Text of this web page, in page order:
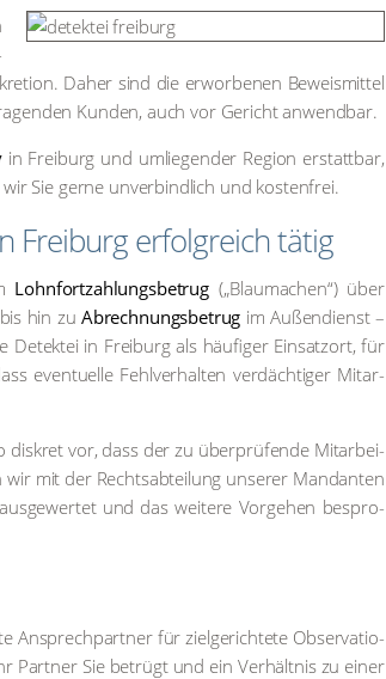
Daher sind die erwor­be­nen Beweis­mit­tel
Kun­den, auch vor Gericht anwend­bar.
in Frei­burg und umlie­gen­der Regi­on erstatt­bar,
Sie ger­ne unver­bind­lich und kos­ten­frei.
Frei­burg erfolg­reich tätig
Lohn­fort­zah­lungs­be­trug(„Blau­ma­chen“) über
hin zu Abrech­nungs­be­trug im Außen­dienst –
in Frei­burg als häu­fi­ger Ein­satz­ort, für
even­tu­el­le Fehl­ver­hal­ten ver­däch­ti­ger Mit­ar­
dis­kret vor, dass der zu über­prü­fen­de Mit­ar­bei­
mit der Rechts­ab­tei­lung unse­rer Man­dan­ten
und das wei­te­re Vor­ge­hen bespro­
Ansprech­part­ner für ziel­ge­rich­te­te Obser­va­tio­
Part­ner Sie betrügt und ein Ver­hält­nis zu einer